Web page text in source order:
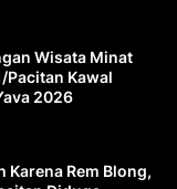
Wisata Minat
Pacitan Kawal
2026
Karena Rem Blong,